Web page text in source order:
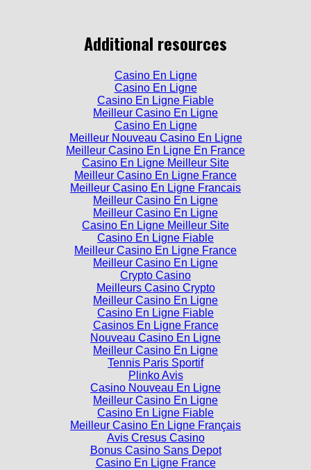
Additional resources
Casino En Ligne
Casino En Ligne
Casino En Ligne Fiable
Meilleur Casino En Ligne
Casino En Ligne
Meilleur Nouveau Casino En Ligne
Meilleur Casino En Ligne En France
Casino En Ligne Meilleur Site
Meilleur Casino En Ligne France
Meilleur Casino En Ligne Francais
Meilleur Casino En Ligne
Meilleur Casino En Ligne
Casino En Ligne Meilleur Site
Casino En Ligne Fiable
Meilleur Casino En Ligne France
Meilleur Casino En Ligne
Crypto Casino
Meilleurs Casino Crypto
Meilleur Casino En Ligne
Casino En Ligne Fiable
Casinos En Ligne France
Nouveau Casino En Ligne
Meilleur Casino En Ligne
Tennis Paris Sportif
Plinko Avis
Casino Nouveau En Ligne
Meilleur Casino En Ligne
Casino En Ligne Fiable
Meilleur Casino En Ligne Français
Avis Cresus Casino
Bonus Casino Sans Depot
Casino En Ligne France